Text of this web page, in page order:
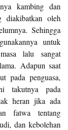
kambing dan
diakibatkan oleh
Sehingga
untuk
lalu sangat
Adapun saat
pada penguasa,
takutnya pada
heran jika ada
fatwa tentang
dan kebolehan